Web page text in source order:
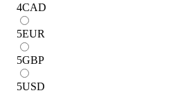
4CAD
5EUR
5GBP
5USD